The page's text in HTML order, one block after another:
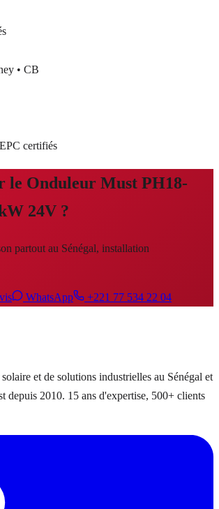
• CB
certifiés
le Onduleur Must PH18-
24V ?
partout au Sénégal, installation
WhatsApp +221 77 534 22 04
et de solutions industrielles au Sénégal et
depuis 2010. 15 ans d'expertise, 500+ clients